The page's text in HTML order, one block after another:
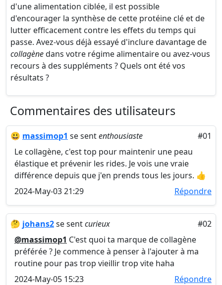
d'une alimentation ciblée, il est possible
d'encourager la synthèse de cette protéine clé et de
lutter efficacement contre les effets du temps qui
passe. Avez-vous déjà essayé d'inclure davantage de
collagènedans votre régime alimentaire ou avez-vous
recours à des suppléments ? Quels ont été vos
résultats ?
Commentaires des utilisateurs
😃 massimop1 se sententhousiaste
#01
Le collagène, c'est top pour maintenir une peau
élastique et prévenir les rides. Je vois une vraie
différence depuis que j'en prends tous les jours. 👍
2024-May-03 21:29
Répondre
🤔 johans2se sentcurieux
#02
@massimop1 C'est quoi ta marque de collagène
préférée ? Je commence à penser à l'ajouter à ma
routine pour pas trop vieillir trop vite haha
2024-May-05 15:23
Répondre